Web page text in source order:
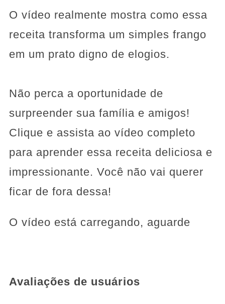
O vídeo realmente mostra como essa
receita transforma um simples frango
em um prato digno de elogios.
Não perca a oportunidade de
surpreender sua família e amigos!
Clique e assista ao vídeo completo
para aprender essa receita deliciosa e
impressionante. Você não vai querer
ficar de fora dessa!
O vídeo está carregando, aguarde
Avaliações de usuários